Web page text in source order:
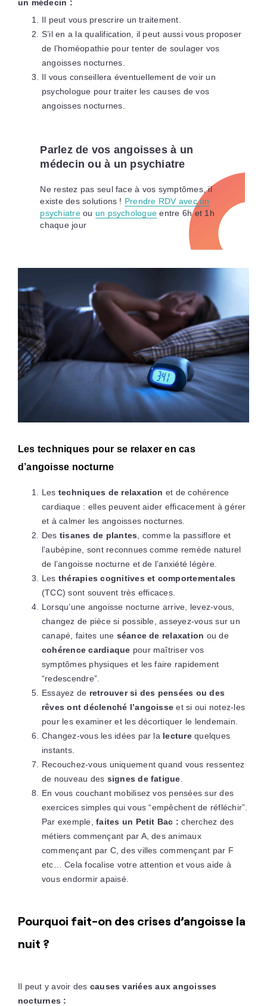
un médecin :
Il peut vous prescrire un traitement.
S’il en a la qualification, il peut aussi vous proposer
de l’homéopathie pour tenter de soulager vos
angoisses nocturnes.
Il vous conseillera éventuellement de voir un
psychologue pour traiter les causes de vos
angoisses nocturnes.
Parlez de vos angoisses à un
médecin ou à un psychiatre
Ne restez pas seul face à vos symptômes, il
existe des solutions ! Prendre RDV avec un
psychiatreou un psychologue entre 6h et 1h
chaque jour
Les techniques pour se relaxer en cas
d’angoisse nocturne
Les techniques de relaxation et de cohérence
cardiaque : elles peuvent aider efficacement à gérer
et à calmer les angoisses nocturnes.
Des tisanes de plantes , comme la passiflore et
l’aubépine, sont reconnues comme remède naturel
de l’angoisse nocturne et de l’anxiété légère.
Les thérapies cognitives et comportementales
(TCC) sont souvent très efficaces.
Lorsqu’une angoisse nocturne arrive, levez-vous,
changez de pièce si possible, asseyez-vous sur un
canapé, faites une séance de relaxation ou de
cohérence cardiaque pour maîtriser vos
symptômes physiques et les faire rapidement
“redescendre”.
Essayez de retrouver si des pensées ou des
rêves ont déclenché l’angoisse et si oui notez-les
pour les examiner et les décortiquer le lendemain.
Changez-vous les idées par la lecturequelques
instants.
Recouchez-vous uniquement quand vous ressentez
de nouveau des signes de fatigue
En vous couchant mobilisez vos pensées sur des
exercices simples qui vous “empêchent de réfléchir”.
Par exemple,faites un Petit Bac : cherchez des
métiers commençant par A, des animaux
commençant par C, des villes commençant par F
etc… Cela focalise votre attention et vous aide à
vous endormir apaisé.
Pourquoi fait-on des crises d’angoisse la
nuit ?
Il peut y avoir des causes variées aux angoisses
nocturnes :